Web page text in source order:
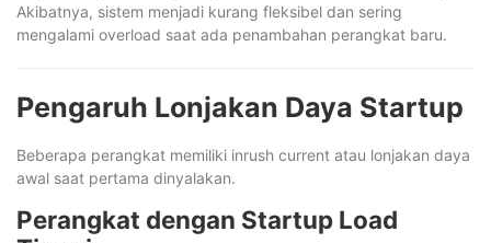
Akibatnya, sistem menjadi kurang fleksibel dan sering
mengalami overload saat ada penambahan perangkat baru.
Pengaruh Lonjakan Daya Startup
Beberapa perangkat memiliki inrush current atau lonjakan daya
awal saat pertama dinyalakan.
Perangkat dengan Startup Load